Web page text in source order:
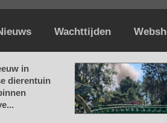
Wachttijden
in
dierentuin